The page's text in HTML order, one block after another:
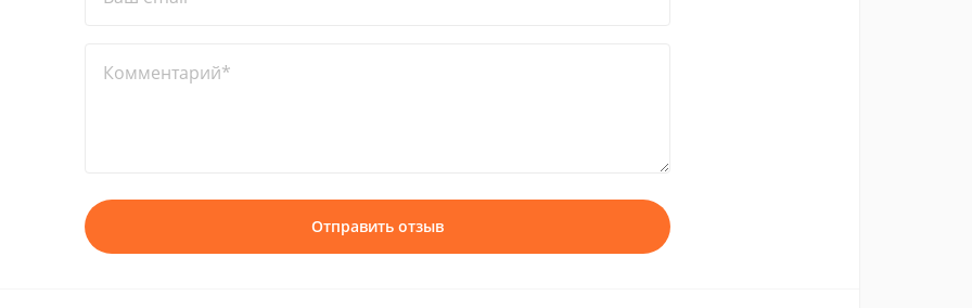
Комментарий*
Отправить отзыв